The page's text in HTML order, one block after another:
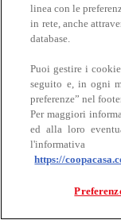
Carne
Bovino
linea con le
in rete, anche
database.
Puoi gestire i
seguito e, in ogni
preferenze” nel
Per maggiori
ed alla loro
https://